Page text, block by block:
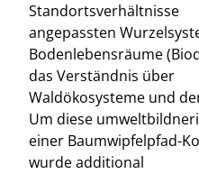
Standortsverhältnisse
angepassten
Bodenlebensräume
das Verständnis über
Waldökosysteme und
Um diese
einer Baumwipfelpfad-
wurde additional